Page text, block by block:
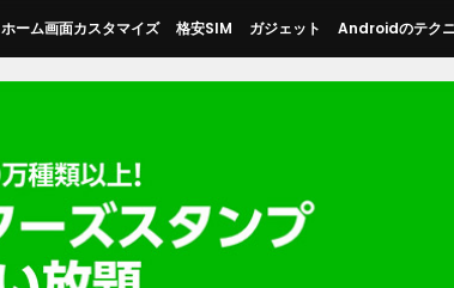
ホーム画面カスタマイズ 格安SIM ガジェット Androidのテク